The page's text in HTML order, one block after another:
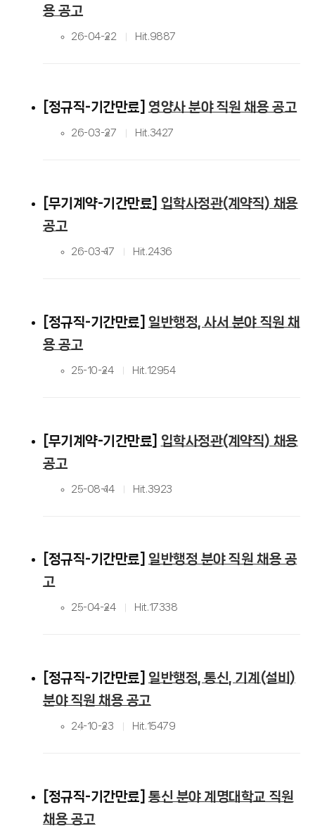
용 공고
26-04-22 Hit.9887
정규직-기간만료 영양사 분야 직원 채용 공고
26-03-27 Hit.3427
무기계약-기간만료
입학사정관(계약직) 채용
공고
26-03-17 Hit. 2436
정규직-기간만료
일반행정, 사서 분야 직원 채
용 공고
25-10-24 Hit. 12954
무기계약-기간만료
입학사정관(계약직) 채용
공고
25-08-14 Hit. 3923
정규직-기간만료
일반행정 분야 직원 채용 공
고
25-04-24 Hit.17338
정규직-기간만료
일반행정, 통신, 기계(설비)
분야 직원 채용 공고
24-10-23 Hit.15479
정규직-기간만료
통신 분야 계명대학교 직원
채용 공고